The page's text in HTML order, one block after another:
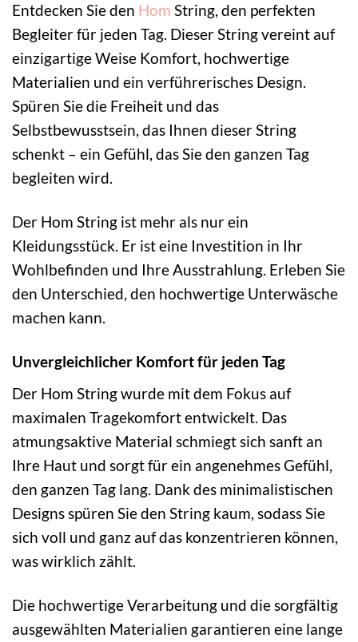
Entdecken Sie den Hom String, den perfekten
Begleiter für jeden Tag. Dieser String vereint auf
einzigartige Weise Komfort, hochwertige
Materialien und ein verführerisches Design.
Spüren Sie die Freiheit und das
Selbstbewusstsein, das Ihnen dieser String
schenkt – ein Gefühl, das Sie den ganzen Tag
begleiten wird.
Der Hom String ist mehr als nur ein
Kleidungsstück. Er ist eine Investition in Ihr
Wohlbefinden und Ihre Ausstrahlung. Erleben Sie
den Unterschied, den hochwertige Unterwäsche
machen kann.
Unvergleichlicher Komfort für jeden Tag
Der Hom String wurde mit dem Fokus auf
maximalen Tragekomfort entwickelt. Das
atmungsaktive Material schmiegt sich sanft an
Ihre Haut und sorgt für ein angenehmes Gefühl,
den ganzen Tag lang. Dank des minimalistischen
Designs spüren Sie den String kaum, sodass Sie
sich voll und ganz auf das konzentrieren können,
was wirklich zählt.
Die hochwertige Verarbeitung und die sorgfältig
ausgewählten Materialien garantieren eine lange